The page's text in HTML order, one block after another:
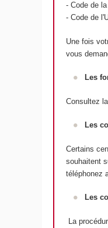
- Code de
- Code de
Une fois
vous
Les
Consultez
Les
Certains
souhaitent
téléphonez
Les
La